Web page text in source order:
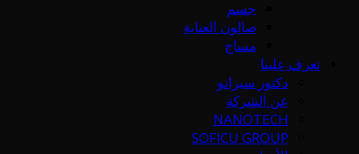
جسم
صالون العناية
مساج
تعرف علينا
دكتور سيرانو
عن الشركة
NANOTECH
SOFICU GROUP